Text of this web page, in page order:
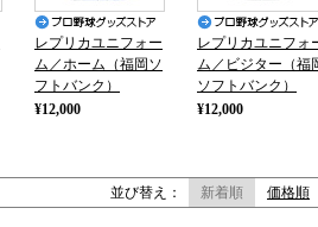
レプリカユニフォー
ム／ホーム（福岡ソ
フトバンク）
¥12,000
レプリカユニフォ
ム／ビジター（福
ソフトバンク）
¥12,000
並び替え： 新着順 価格順